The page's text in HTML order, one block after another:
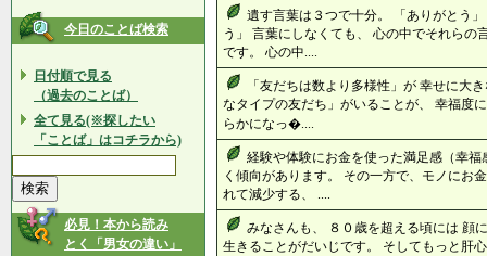
今日のことば検索
日付順で見る
（過去のことば）
全て見る(※探したい
「ことば」はコチラから)
必見！本から読み
とく「男女の違い」
遺す言葉は３つで十分。 「ありがとう
う」 言葉にしなくても、 心の中でそれらの
です。 心の中....
「友だちは数より多様性」が 幸せに大
なタイプの友だち」がいることが、 幸福度
らかになっ�....
経験や体験にお金を使った満足感（幸
く傾向があります。 その一方で、モノにお
れて減少する、 ....
みなさんも、 ８０歳を超える頃には 顔
生きることがだいじです。 そしてもっと肝